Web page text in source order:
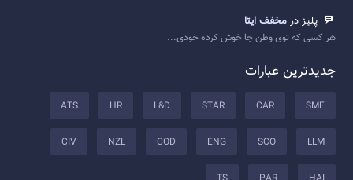
پلیز در مخفف ایتا
هر کسی که توی وطن جا خوش کرده خودی...
جدیدترین عبارات
SME
CAR
STAR
L&D
HR
ATS
LLM
SCO
ENG
COD
NZL
CIV